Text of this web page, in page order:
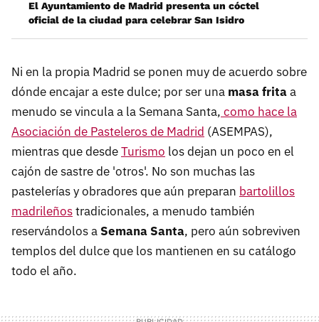
El Ayuntamiento de Madrid presenta un cóctel
oficial de la ciudad para celebrar San Isidro
Ni en la propia Madrid se ponen muy de acuerdo sobre
dónde encajar a este dulce; por ser una masa fritaa
menudo se vincula a la Semana Santa, como hace la
Asociación de Pasteleros de Madrid (ASEMPAS),
mientras que desdeTurismo los dejan un poco en el
cajón de sastre de 'otros'. No son muchas las
pastelerías y obradores que aún preparan bartolillos
madrileñostradicionales, a menudo también
reservándolos a Semana Santa, pero aún sobreviven
templos del dulce que los mantienen en su catálogo
todo el año.